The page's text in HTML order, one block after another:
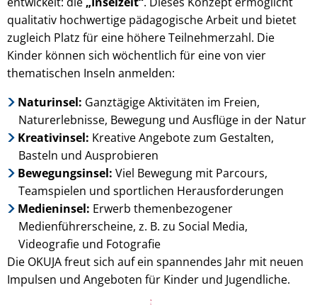
qualitativ hochwertige pädagogische Arbeit und bietet
zugleich Platz für eine höhere Teilnehmerzahl. Die
Kinder können sich wöchentlich für eine von vier
thematischen Inseln anmelden:
Naturinsel: Ganztägige Aktivitäten im Freien,
Naturerlebnisse, Bewegung und Ausflüge in der Natur
Kreativinsel: Kreative Angebote zum Gestalten,
Basteln und Ausprobieren
Bewegungsinsel: Viel Bewegung mit Parcours,
Teamspielen und sportlichen Herausforderungen
Medieninsel: Erwerb themenbezogener
Medienführerscheine, z. B. zu Social Media,
Videografie und Fotografie
Die OKUJA freut sich auf ein spannendes Jahr mit neuen
Impulsen und Angeboten für Kinder und Jugendliche.